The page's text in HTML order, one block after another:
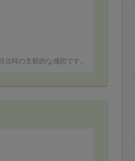
当時の主観的な感想です。